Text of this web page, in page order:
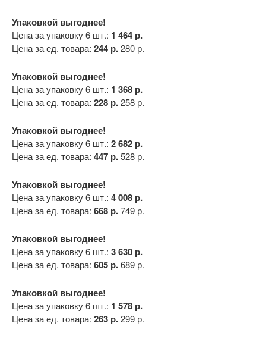
Упаковкой выгоднее!
Цена за упаковку 6 шт.: 1 464 р.
Цена за ед. товара: 244 р.280 р.
Упаковкой выгоднее!
Цена за упаковку 6 шт.: 1 368 р.
Цена за ед. товара: 228 р.258 р.
Упаковкой выгоднее!
Цена за упаковку 6 шт.: 2 682 р.
Цена за ед. товара: 447 р.528 р.
Упаковкой выгоднее!
Цена за упаковку 6 шт.: 4 008 р.
Цена за ед. товара: 668 р.749 р.
Упаковкой выгоднее!
Цена за упаковку 6 шт.: 3 630 р.
Цена за ед. товара: 605 р.689 р.
Упаковкой выгоднее!
Цена за упаковку 6 шт.: 1 578 р.
Цена за ед. товара: 263 р.299 р.